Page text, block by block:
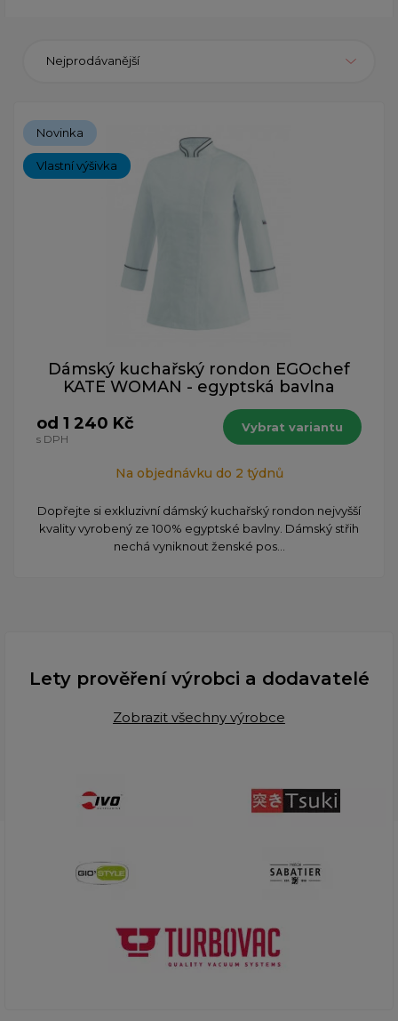
Nejprodávanější
Novinka
Vlastní výšivka
Dámský kuchařský rondon EGOchef
KATE WOMAN - egyptská bavlna
od 1 240 Kč
s DPH
Vybrat variantu
Na objednávku do 2 týdnů
Dopřejte si exkluzivní dámský kuchařský rondon nejvyšší
kvality vyrobený ze 100% egyptské bavlny. Dámský střih
nechá vyniknout ženské pos...
Lety prověření výrobci a dodavatelé
Zobrazit všechny výrobce